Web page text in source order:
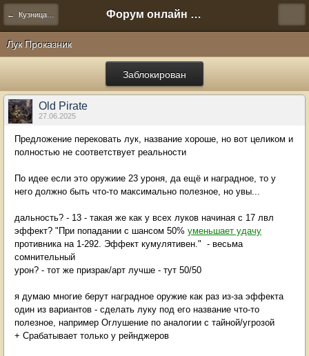
← Кузница предметов Форум онлайн игры "Новая Эра" (Нюра Биз)
Лук Проказник
Заблокирован
Old Pirate
27.06.2025
Предложение перековать лук, название хороше, но вот целиком и
полностью не соответствует реальности
По идее если это оружиие 23 уроня, да ещё и наградное, то у
него должно быть что-то максимально полезное, но увы...
дальность? - 13 - такая же как у всех луков начиная с 17 лвл
эффект? "При попадании с шансом 50% уменьшает удачу
противника на 1-292. Эффект кумулятивен." - весьма
сомнительный
урон? - тот же призрак/арт лучше - тут 50/50
я думаю многие берут наградное оружие как раз из-за эффекта
один из вариантов - сделать луку под его название что-то
полезное, например Оглушение по аналогии с тайной/угрозой
+ Срабатывает только у рейнджеров